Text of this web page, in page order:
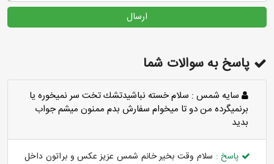
ارسال
پاسخ به سوالات شما
سايه شمس : سلام خسته نباشيدتشك تخت سر نميخوره يا
برنميگرده من دو تا ميخوام سفارش بدم ممنون ميشم جواب
بديد
پاسخ : سلام وقت بخیر خانم شمس عزیز عکس و براتون داخل